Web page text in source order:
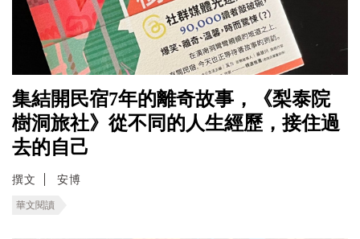
集結開民宿7年的離奇故事，《梨泰院
樹洞旅社》從不同的人生經歷，接住過
去的自己
撰文 安博
華文閱讀